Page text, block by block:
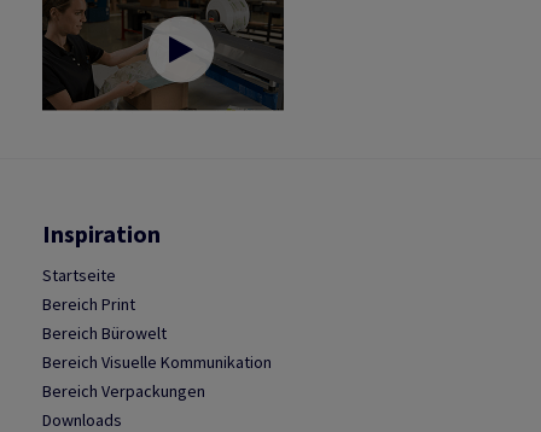
Inspiration
Startseite
Bereich Print
Bereich Bürowelt
Bereich Visuelle Kommunikation
Bereich Verpackungen
Downloads